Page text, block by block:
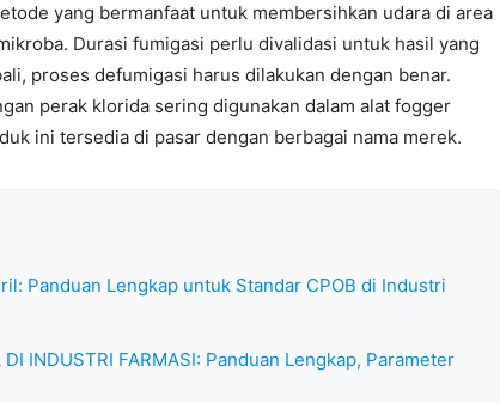
yang bermanfaat untuk membersihkan udara di area
Durasi fumigasi perlu divalidasi untuk hasil yang
proses defumigasi harus dilakukan dengan benar.
perak klorida sering digunakan dalam alat fogger
ini tersedia di pasar dengan berbagai nama merek.
Panduan Lengkap untuk Standar CPOB di Industri
DI INDUSTRI FARMASI: Panduan Lengkap, Parameter